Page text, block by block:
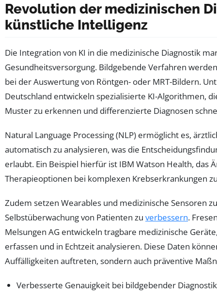
Revolution der medizinischen
künstliche Intelligenz
Die Integration von KI in die medizinische Diagnostik
Gesundheitsversorgung. Bildgebende Verfahren
bei der Auswertung von Röntgen- oder MRT-Bildern.
Deutschland entwickeln spezialisierte KI-Algorithmen,
Muster zu erkennen und differenzierte Diagnosen
Natural Language Processing (NLP) ermöglicht es,
automatisch zu analysieren, was die
erlaubt. Ein Beispiel hierfür ist IBM Watson Health, das
Therapieoptionen bei komplexen Krebserkrankungen
Zudem setzen Wearables und medizinische Sensoren
Selbstüberwachung von Patienten zu verbessern.
Melsungen AG entwickeln tragbare medizinische
erfassen und in Echtzeit analysieren. Diese Daten
Auffälligkeiten auftreten, sondern auch präventive
Verbesserte Genauigkeit bei bildgebender Diagnostik